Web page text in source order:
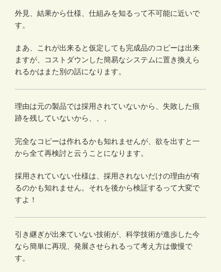
外見、結果から仕様、仕組みを知るって不可能に近いで
す。
まあ、これが出来ると仮定しても完成品のコピーは出来
ますが、コストダウンした簡易なシステムに置き換えら
れるかはまた別の話になります。
理由は元の製品では採用されていないから、失敗した痕
跡を残していないから、、、
完全なコピーは作れるかも知れませんが、欲を出すと一
から全て再検討と云うことになります。
採用されていない仕様は、採用されないだけの理由が有
るのかも知れません。それを後から検証するって大変で
すよ！
引き継ぎが出来ていない技術が、科学技術が進歩した今
なら簡単に再現、発展させられるって考え方は傲慢で
す。